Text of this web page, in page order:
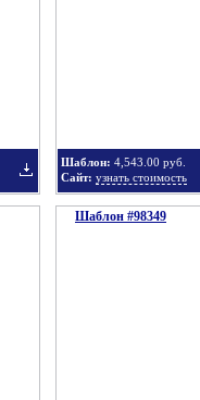
Шаблон: 4,543.00 руб.
Сайт: узнать стоимость
Шаблон #98349